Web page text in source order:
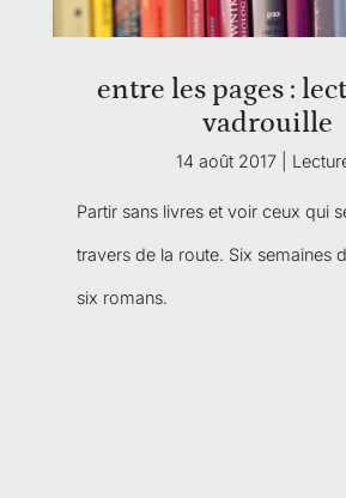
entre les pages :
vadrouille
14 août 2017
Partir sans livres et voir ceux qui
travers de la route. Six semaines
six romans.